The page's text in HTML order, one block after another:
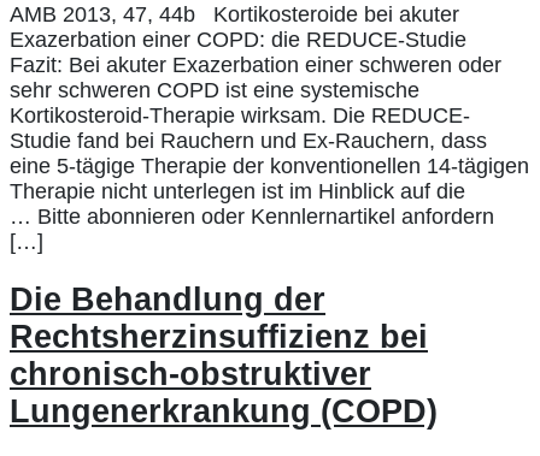
AMB 2013, 47, 44b Kortikosteroide bei akuter
Exazerbation einer COPD: die REDUCE-Studie
Fazit: Bei akuter Exazerbation einer schweren oder
sehr schweren COPD ist eine systemische
Kortikosteroid-Therapie wirksam. Die REDUCE-
Studie fand bei Rauchern und Ex-Rauchern, dass
eine 5-tägige Therapie der konventionellen 14-tägigen
Therapie nicht unterlegen ist im Hinblick auf die
… Bitte abonnieren oder Kennlernartikel anfordern
[…]
Die Behandlung der
Rechtsherzinsuffizienz bei
chronisch-obstruktiver
Lungenerkrankung (COPD)